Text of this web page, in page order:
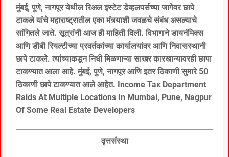
मुंबई, पुणे, नागपूर येथील रिअल इस्टेट डेव्हलपर्सच्या जागेवर छापे
टाकले यांचे महाराष्ट्रातील एका मंत्र्याशी जवळचे संबंध असल्याचे
सांगितले जाते. सूत्रांनी आज ही माहिती दिली. विभागाने डायनॅमिक्स
आणि डीबी रियल्टीच्या प्रवर्तकांच्या कार्यालयांवर आणि निवासस्थानी
छापे टाकले. त्यांच्याकडून निधी मिळणाऱ्या साखर कारखान्यावरही छापा
टाकण्यात आला आहे. मुंबई, पुणे, नागपूर आणि इतर ठिकाणी सुमारे 50
ठिकाणी छापे टाकण्यात आले आहेत. Income Tax Department
Raids At Multiple Locations In Mumbai, Pune, Nagpur
Of Some Real Estate Developers
वृत्तसंस्था